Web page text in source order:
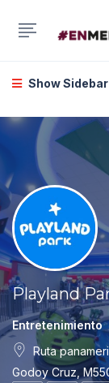
Show Sidebar
Playland
Entretenimiento
Ruta
Godoy Cruz,